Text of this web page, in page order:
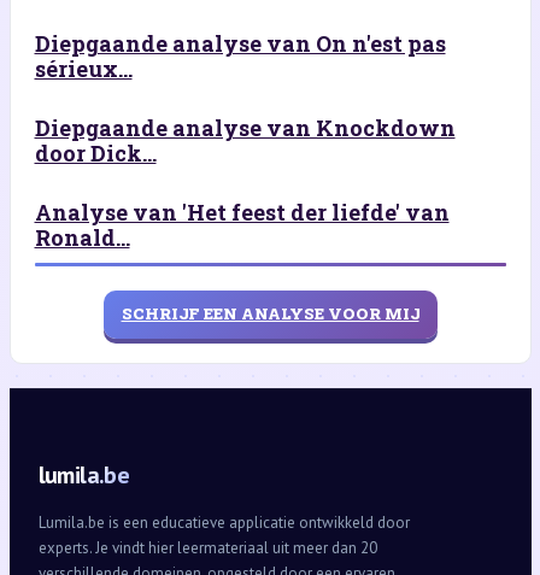
Diepgaande analyse van On n'est pas
sérieux...
Diepgaande analyse van Knockdown
door Dick...
Analyse van 'Het feest der liefde' van
Ronald...
SCHRIJF EEN ANALYSE VOOR MIJ
lumila.be
Lumila.be is een educatieve applicatie ontwikkeld door
experts. Je vindt hier leermateriaal uit meer dan 20